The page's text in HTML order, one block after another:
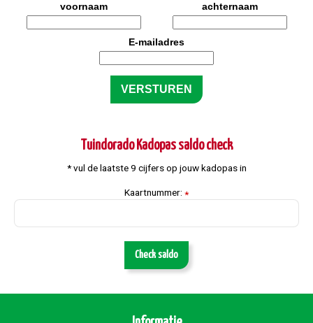
voornaam
achternaam
E-mailadres
Tuindorado Kadopas saldo check
* vul de laatste 9 cijfers op jouw kadopas in
Kaartnummer: *
Check saldo